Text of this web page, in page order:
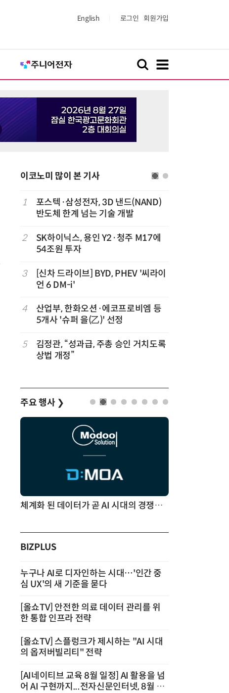
English 로그인 회원가입
이코노미 많이 본 기사
1
포스텍·삼성전자, 3D 낸드(NAND)
반도체 한계 넘는 기술 개발
2
SK하이닉스, 용인 Y2·청주 M17에
54조원 투자
3
[신차 드라이브] BYD, PHEV '씨라이
언 6 DM-i'
4
산업부, 한화오션·에코프로비엠 등
5개사 '슈퍼 을(乙)' 선정
5
김정관, “성과급, 주총 승인 거치도록
상법 개정”
주요 행사 ❯
체계화 된 데이터가 곧 AI 시대의 경쟁력이다
BIZPLUS
누구나 AI로 디자인하는 시대…'인간 중
심 UX'의 새 기준을 묻다
[올쇼TV] 안전한 의료 데이터 관리를 위
한 통합 인프라 전략
[올쇼TV] 스플렁크가 제시하는 "AI 시대
의 옵저버빌리티" 전략
[AI네이티브 교육 8월 일정] AI 활용을 넘
어 AI 구현까지...전자신문인터넷, 8월 실